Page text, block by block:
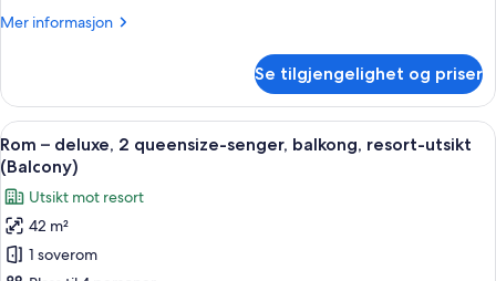
balkong,
golfbane
(Balcony)
Mer informasjon
Mer
–
deluxe,
2
queensize-
senger,
balkong,
utsikt
mot
golfbane
Se tilgjengelighet og priser
Åpne
alle
bildene
av
Rom
–
Rom – deluxe, 2 queensize-senger,
2
Rom – deluxe, 2 queensize-senger, balkong, resort-utsikt
(Balcony)
Utsikt mot resort
42 m²
1 soverom